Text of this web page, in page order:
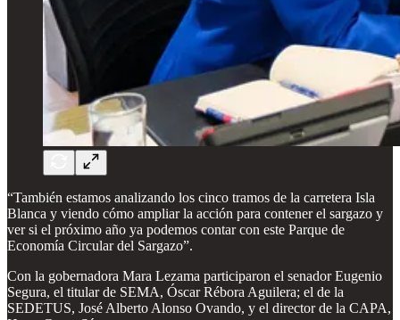
“También estamos analizando los cinco tramos de la carretera Isla
Blanca y viendo cómo ampliar la acción para contener el sargazo y
ver si el próximo año ya podemos contar con este Parque de
Economía Circular del Sargazo”.
Con la gobernadora Mara Lezama participaron el senador Eugenio
Segura, el titular de SEMA, Óscar Rébora Aguilera; el de la
SEDETUS, José Alberto Alonso Ovando, y el director de la CAPA,